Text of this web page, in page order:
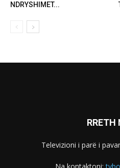
NDRYSHIMET...
RRETH
Televizioni i parë i